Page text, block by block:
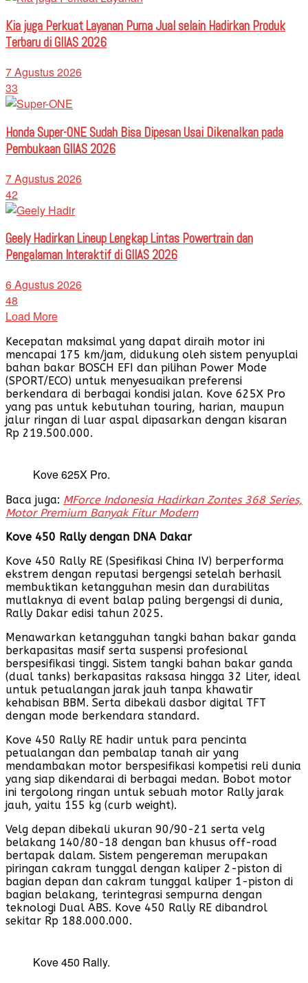
Kia juga Perkuat Layanan Purna Jual selain Hadirkan Produk
Terbaru di GIIAS 2026
7 Agustus 2026
33
Honda Super-ONE Sudah Bisa Dipesan Usai Dikenalkan pada
Pembukaan GIIAS 2026
7 Agustus 2026
42
Geely Hadirkan Lineup Lengkap Lintas Powertrain dan
Pengalaman Interaktif di GIIAS 2026
6 Agustus 2026
48
Load More
Kecepatan maksimal yang dapat diraih motor ini
mencapai 175 km/jam, didukung oleh sistem penyuplai
bahan bakar BOSCH EFI dan pilihan Power Mode
(SPORT/ECO) untuk menyesuaikan preferensi
berkendara di berbagai kondisi jalan. Kove 625X Pro
yang pas untuk kebutuhan touring, harian, maupun
jalur ringan di luar aspal dipasarkan dengan kisaran
Rp 219.500.000.
Kove 625X Pro.
Baca juga: MForce Indonesia Hadirkan Zontes 368 Series,
Motor Premium Banyak Fitur Modern
Kove 450 Rally dengan DNA Dakar
Kove 450 Rally RE (Spesifikasi China IV) berperforma
ekstrem dengan reputasi bergengsi setelah berhasil
membuktikan ketangguhan mesin dan durabilitas
mutlaknya di event balap paling bergengsi di dunia,
Rally Dakar edisi tahun 2025.
Menawarkan ketangguhan tangki bahan bakar ganda
berkapasitas masif serta suspensi profesional
berspesifikasi tinggi. Sistem tangki bahan bakar ganda
(dual tanks) berkapasitas raksasa hingga 32 Liter, ideal
untuk petualangan jarak jauh tanpa khawatir
kehabisan BBM. Serta dibekali dasbor digital TFT
dengan mode berkendara standard.
Kove 450 Rally RE hadir untuk para pencinta
petualangan dan pembalap tanah air yang
mendambakan motor berspesifikasi kompetisi reli dunia
yang siap dikendarai di berbagai medan. Bobot motor
ini tergolong ringan untuk sebuah motor Rally jarak
jauh, yaitu 155 kg (curb weight).
Velg depan dibekali ukuran 90/90-21 serta velg
belakang 140/80-18 dengan ban khusus off-road
bertapak dalam. Sistem pengereman merupakan
piringan cakram tunggal dengan kaliper 2-piston di
bagian depan dan cakram tunggal kaliper 1-piston di
bagian belakang, terintegrasi sempurna dengan
teknologi Dual ABS. Kove 450 Rally RE dibandrol
sekitar Rp 188.000.000.
Kove 450 Rally.